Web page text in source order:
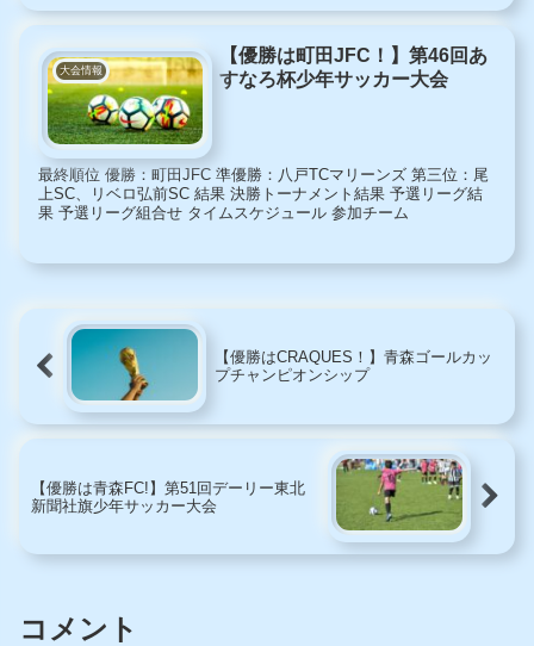
大会情報
【優勝は町田JFC！】第46回あ
すなろ杯少年サッカー大会
最終順位 優勝：町田JFC 準優勝：八戸TCマリーンズ 第三位：尾
上SC、リベロ弘前SC 結果 決勝トーナメント結果 予選リーグ結
果 予選リーグ組合せ タイムスケジュール 参加チーム
【優勝はCRAQUES！】青森ゴールカッ
プチャンピオンシップ
【優勝は青森FC!】第51回デーリー東北
新聞社旗少年サッカー大会
コメント